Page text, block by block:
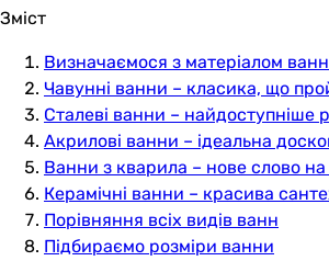
Зміст
Визначаємося з матеріалом
Чавунні ванни – класика, що
Сталеві ванни – найдоступніше
Акрилові ванни – ідеальна
Ванни з кварила – нове слово
Керамічні ванни – красива
Порівняння всіх видів ванн
Підбираємо розміри ванни